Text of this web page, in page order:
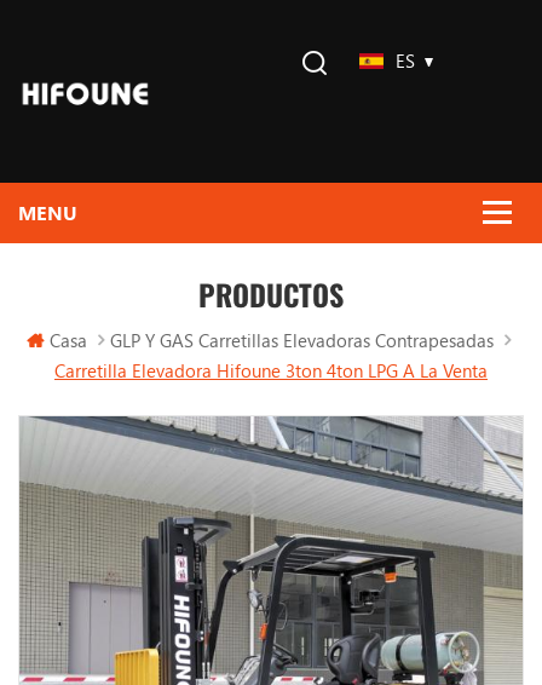
ES
PRODUCTOS
Casa
GLP Y GAS Carretillas Elevadoras Contrapesadas
Carretilla Elevadora Hifoune 3ton 4ton LPG A La Venta